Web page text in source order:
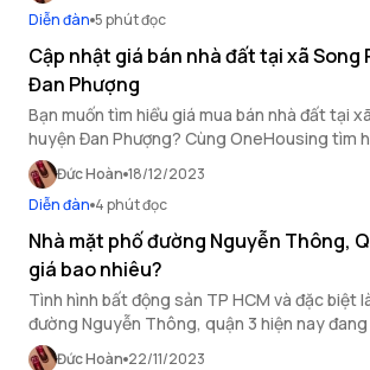
Diễn đàn 5 phút đọc
Cập nhật giá bán nhà đất tại xã Song
Đan Phượng
Bạn muốn tìm hiểu giá mua bán nhà đất tại
huyện Đan Phượng? Cùng OneHousing tìm
viết dưới đây!
Đức Hoàn 18/12/2023
Diễn đàn 4 phút đọc
Nhà mặt phố đường Nguyễn Thông,
giá bao nhiêu?
Tình hình bất động sản TP HCM và đặc biệt
đường Nguyễn Thông, quận 3 hiện nay đang
nào? Cùng OneHousing tìm hiểu chi tiết
Đức Hoàn 22/11/2023